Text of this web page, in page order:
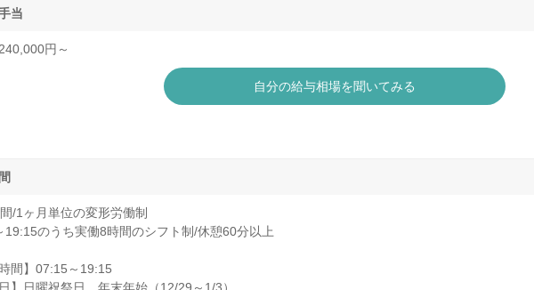
当
円～
自分の給与相場を聞いてみる
/1ヶ月単位の変形労働制
19:15のうち実働8時間のシフト制/休憩60分以上
時間】07:15～19:15